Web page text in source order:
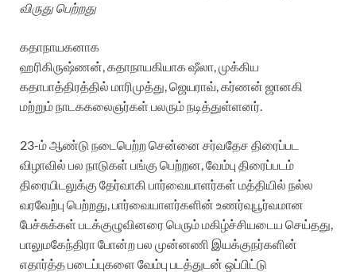
விருது பெற்றது
கதாநாயகனாக
ஹரிகிருஷ்ணன், கதாநாயகியாக ஷீலா, முக்கிய
கதாபாத்திரத்தில் மாரிமுத்து, ஜெயராவ், கர்ணன் ஜானகி
மற்றும் நாடககலைஞர்கள் பலரும் நடித்துள்ளனர்.
23-ம் ஆண்டு நடைபெற்ற சென்னை சர்வதேச திரைப்பட
விழாவில் பல நாடுகள் பங்கு பெற்றன, வேம்பு திரைப்படம்
திரையிடலுக்கு தேர்வாகி பார்வையாளர்கள் மத்தியில் நல்ல
வரவேற்பு பெற்றது, பார்வையாளர்களின் உணர்வுபூர்வமான
பேச்சுக்கள் படக்குழுவினரை பெரும் மகிழ்ச்சியடைய செய்தது,
பாலுமகேந்திரா போன்ற பல முன்னணி இயக்குநர்களின்
எதார்த்த படைப்புகளை வேம்பு படத்துடன் ஒப்பிட்டு